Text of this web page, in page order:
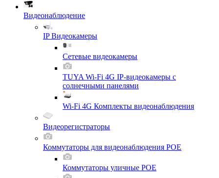
Видеонаблюдение
IP Видеокамеры
Сетевые видеокамеры
TUYA Wi-Fi 4G IP-видеокамеры с
солнечными панелями
Wi-Fi 4G Комплекты видеонаблюдения
Видеорегистраторы
Коммутаторы для видеонаблюдения POE
Коммутаторы уличные POE